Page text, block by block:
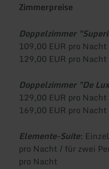
Zimmerpreise
Doppelzimmer
109,00 EUR pro
129,00 EUR pro Nacht
Doppelzimmer "De
129,00 EUR pro
169,00 EUR pro Nacht
Elemente-Suite:
pro Nacht / für zwei
pro Nacht